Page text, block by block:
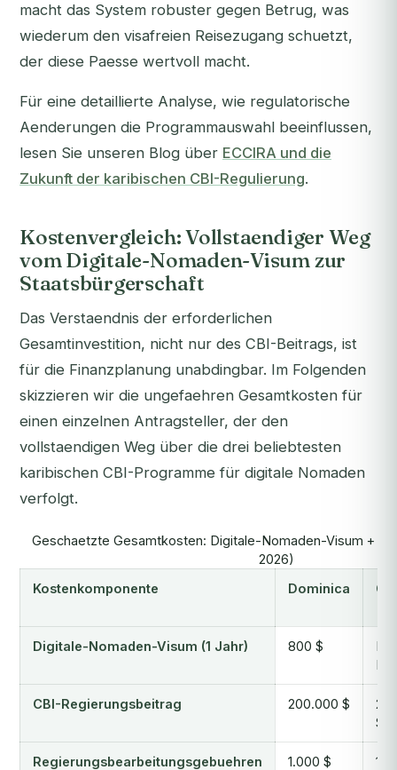
macht das System robuster gegen Betrug, was
wiederum den visafreien Reisezugang schuetzt,
der diese Paesse wertvoll macht.
Für eine detaillierte Analyse, wie regulatorische
Aenderungen die Programmauswahl beeinflussen,
lesen Sie unseren Blog über ECCIRA und die
Zukunft der karibischen CBI-Regulierung.
Kostenvergleich: Vollstaendiger Weg
vom Digitale-Nomaden-Visum zur
Staatsbürgerschaft
Das Verstaendnis der erforderlichen
Gesamtinvestition, nicht nur des CBI-Beitrags, ist
für die Finanzplanung unabdingbar. Im Folgenden
skizzieren wir die ungefaehren Gesamtkosten für
einen einzelnen Antragsteller, der den
vollstaendigen Weg über die drei beliebtesten
karibischen CBI-Programme für digitale Nomaden
verfolgt.
Geschaetzte Gesamtkosten: Digitale-Nomaden-Visum +
2026)
Kostenkomponente
Dominica
Digitale-Nomaden-Visum (1 Jahr) 800 $
N/
CBI-Regierungsbeitrag 200.000 $
$
Regierungsbearbeitungsgebuehren 1.000 $